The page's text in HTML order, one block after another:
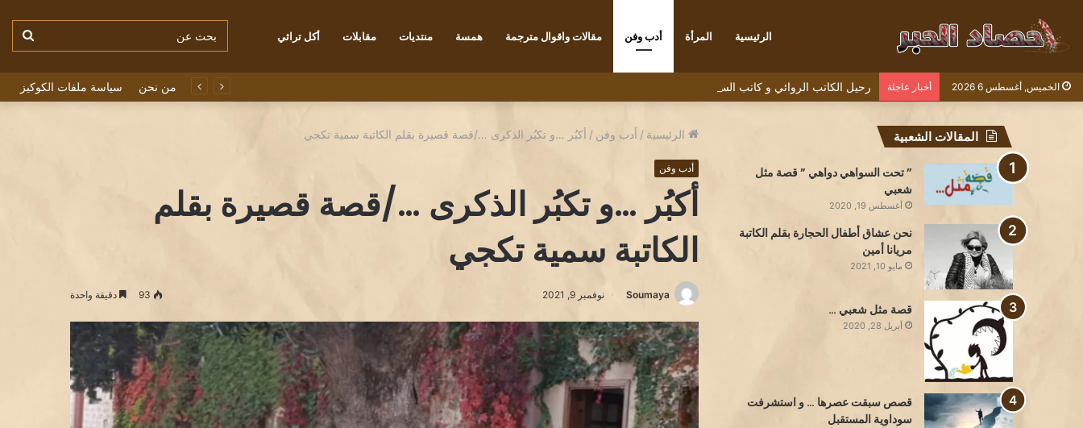
الرئيسية المرأة أدب وفن مقالات واقوال مترجمة همسة منتديات مقابلات أكل تراثي بحث
الخميس, أغسطس 6 2026 أخبار عاجلة رحيل الكاتب الروائي و كاتب السيناريو الفرنسي ديديه دوكوان Didier Decoin . من نحن سياسة ملفات الكوكيز
الرئيسية / أدب وفن / أكبُر …و تكبُر الذكرى …/قصة قصيرة بقلم الكاتبة سمية تكجي
أدب وفن
أكبُر …و تكبُر الذكرى …/قصة قصيرة بقلم
الكاتبة سمية تكجي
Soumaya نوفمبر 9, 2021 93 دقيقة واحدة
المقالات الشعبية
” تحت السواهي دواهي ” قصة مثل
شعبي
أغسطس 19, 2020
نحن عشاق أطفال الحجارة بقلم الكاتبة
مريانا أمين
مايو 10, 2021
قصة مثل شعبي …
أبريل 28, 2020
قصص سبقت عصرها … و استشرفت
سوداوية المستقبل